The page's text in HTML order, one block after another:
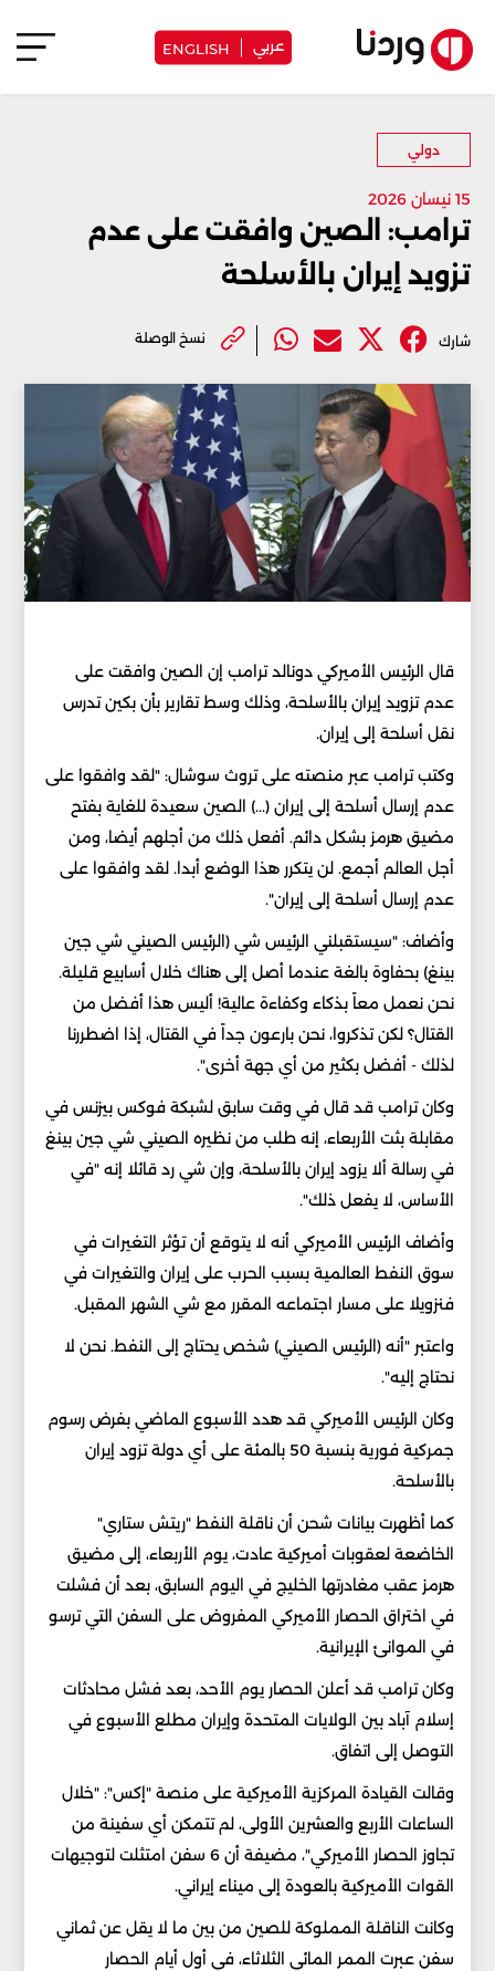
عربي ENGLISH
دولي
15 نيسان 2026
ترامب: الصين وافقت على عدم
تزويد إيران بالأسلحة
شارك نسخ الوصلة
قال الرئيس الأميركي دونالد ترامب إن الصين وافقت على
عدم تزويد إيران بالأسلحة، وذلك وسط تقارير بأن بكين تدرس
نقل أسلحة إلى إيران.
وكتب ترامب عبر منصته على تروث سوشال: "لقد وافقوا على
عدم إرسال أسلحة إلى إيران (...) الصين سعيدة للغاية بفتح
مضيق هرمز بشكل دائم. أفعل ذلك من أجلهم أيضا، ومن
أجل العالم أجمع. لن يتكرر هذا الوضع أبدا. لقد وافقوا على
عدم إرسال أسلحة إلى إيران".
وأضاف: "سيستقبلني الرئيس شي (الرئيس الصيني شي جين
بينغ) بحفاوة بالغة عندما أصل إلى هناك خلال أسابيع قليلة.
نحن نعمل معاً بذكاء وكفاءة عالية! أليس هذا أفضل من
القتال؟ لكن تذكروا، نحن بارعون جداً في القتال، إذا اضطررنا
لذلك - أفضل بكثير من أي جهة أخرى".
وكان ترامب قد قال في وقت سابق لشبكة فوكس بيزنس في
مقابلة بثت الأربعاء، إنه طلب من نظيره الصيني شي جين بينغ
​في رسالة ألا يزود إيران بالأسلحة، وإن ‌شي رد قائلا إنه "في
الأساس، لا يفعل ذلك".
وأضاف الرئيس الأميركي أنه لا يتوقع أن تؤثر التغيرات في
سوق النفط العالمية بسبب الحرب على ​إيران والتغيرات في
فنزويلا على مسار اجتماعه المقرر مع شي الشهر المقبل.
واعتبر ​"أنه (الرئيس الصيني) ​شخص يحتاج ‌إلى النفط. نحن لا
نحتاج إليه".
وكان الرئيس الأميركي قد هدد الأسبوع الماضي ‌بفرض رسوم
جمركية ‌فورية بنسبة 50 بالمئة على أي دولة تزود إيران
بالأسلحة.
كما أظهرت بيانات شحن أن ناقلة النفط "ريتش ستاري"
الخاضعة لعقوبات أميركية عادت، يوم الأربعاء، إلى مضيق
هرمز عقب مغادرتها الخليج في اليوم السابق، بعد أن فشلت
في اختراق الحصار الأميركي المفروض على السفن التي ترسو
في الموانئ الإيرانية.
وكان ترامب قد أعلن الحصار يوم الأحد، بعد فشل محادثات
إسلام آباد بين الولايات المتحدة وإيران مطلع الأسبوع في
التوصل إلى اتفاق.
وقالت القيادة المركزية الأميركية على منصة "إكس": "خلال
الساعات الأربع والعشرين الأولى، لم تتمكن أي سفينة من
تجاوز الحصار الأميركي"، مضيفة أن 6 سفن امتثلت لتوجيهات
القوات الأميركية بالعودة إلى ميناء إيراني.
وكانت الناقلة المملوكة للصين من بين ما لا يقل عن ثماني
سفن عبرت الممر المائي الثلاثاء، في أول أيام الحصار